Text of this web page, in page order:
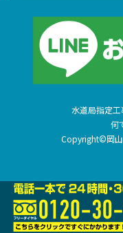
水道局指定
何
Copyright©岡山